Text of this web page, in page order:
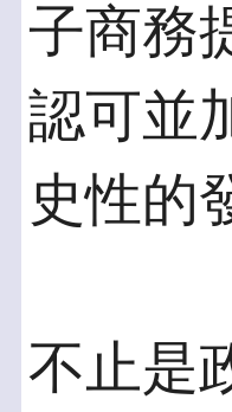
子商務
認可並
史性的
不止是